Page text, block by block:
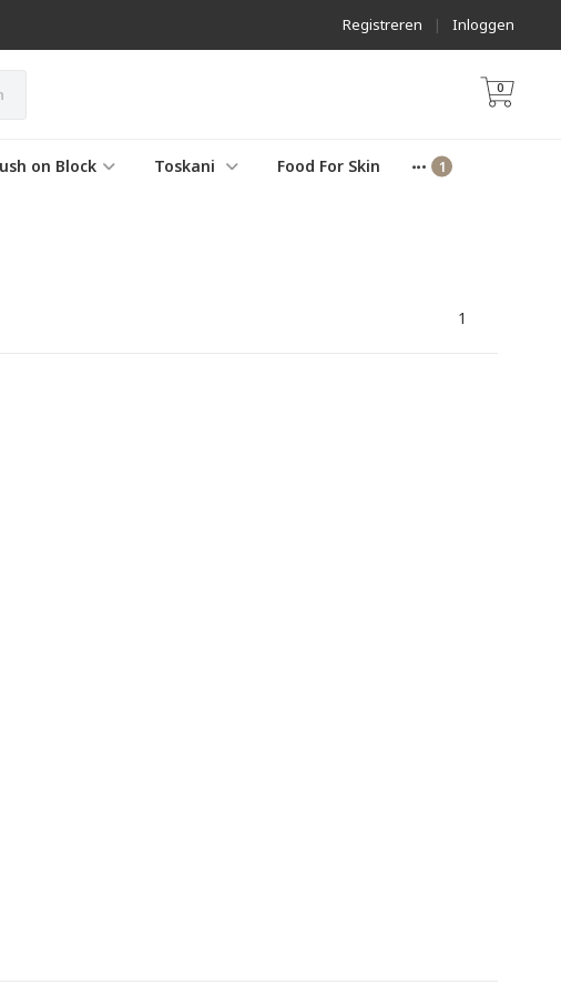
Inloggen
|
Registreren
0
on Block Toskani Food For Skin
1